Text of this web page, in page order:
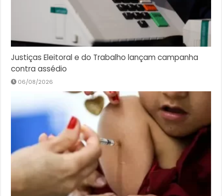
Justiças Eleitoral e do Trabalho lançam campanha
contra assédio
06/08/2026